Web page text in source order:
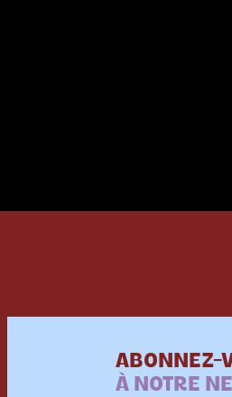
ABONNEZ-
À NOTRE